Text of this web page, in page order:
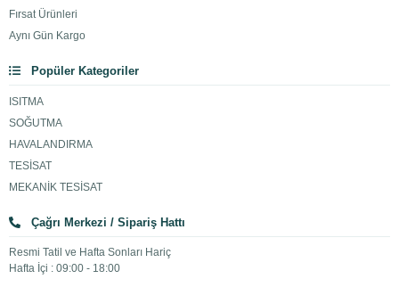
Fırsat Ürünleri
Aynı Gün Kargo
Popüler Kategoriler
ISITMA
SOĞUTMA
HAVALANDIRMA
TESİSAT
MEKANİK TESİSAT
Çağrı Merkezi / Sipariş Hattı
Resmi Tatil ve Hafta Sonları Hariç
Hafta İçi : 09:00 - 18:00